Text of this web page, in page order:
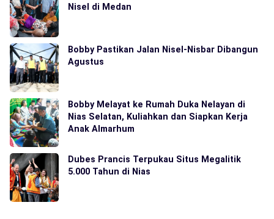
Nisel di Medan
Bobby Pastikan Jalan Nisel-Nisbar Dibangun
Agustus
Bobby Melayat ke Rumah Duka Nelayan di
Nias Selatan, Kuliahkan dan Siapkan Kerja
Anak Almarhum
Dubes Prancis Terpukau Situs Megalitik
5.000 Tahun di Nias